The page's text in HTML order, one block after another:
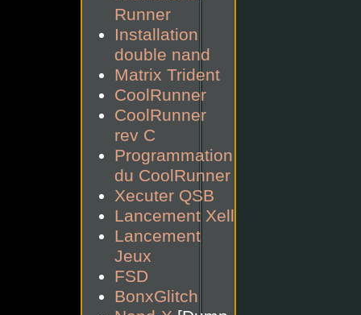
Runner
Installation
double nand
Matrix Trident
CoolRunner
CoolRunner
rev C
Programmation
du CoolRunner
Xecuter QSB
Lancement Xell
Lancement
Jeux
FSD
BonxGlitch